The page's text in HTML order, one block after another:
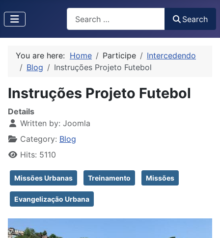
Type 2 or more characters for results.
Search
You are here: Home Participe
Intercedendo
Blog
Instruções Projeto Futebol
Instruções Projeto Futebol
Details
Written by: Joomla
Category: Blog
Hits: 5110
Missões Urbanas Treinamento Missões
Evangelização Urbana